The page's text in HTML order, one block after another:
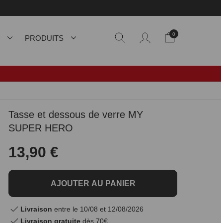
PRODUITS 0
Tasse et dessous de verre MY
SUPER HERO
13,90 €
AJOUTER AU PANIER
Livraison entre le 10/08 et 12/08/2026
Livraison gratuite dès 70€